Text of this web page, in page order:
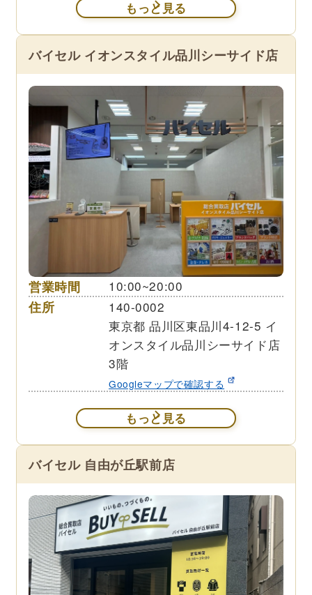
もっと見る
バイセル イオンスタイル品川シーサイド店
営業時間 10:00~20:00
住所
140-0002
東京都 品川区東品川4-12-5 イ
オンスタイル品川シーサイド店
3階
Googleマップで確認する
もっと見る
バイセル 自由が丘駅前店